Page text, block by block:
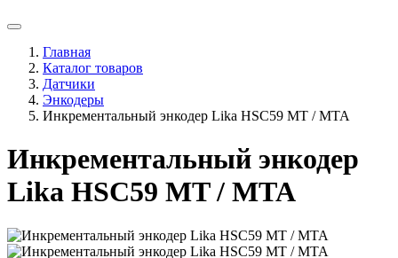
Главная
Каталог товаров
Датчики
Энкодеры
Инкрементальный энкодер Lika HSC59 MT / MTA
Инкрементальный энкодер
Lika HSC59 MT / MTA